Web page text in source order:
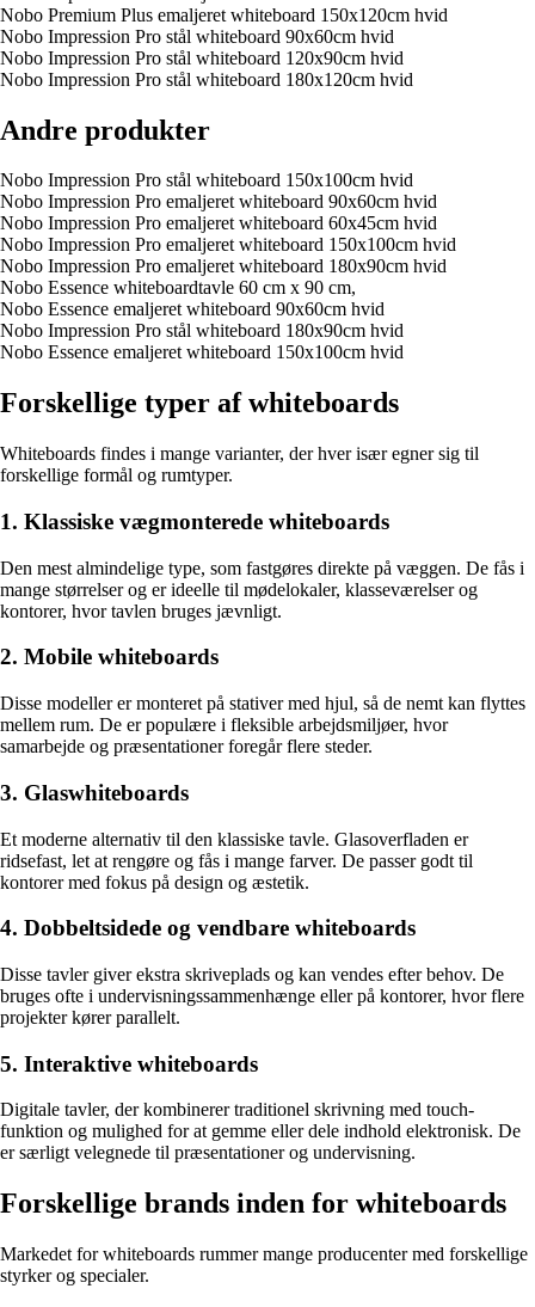
Nobo Premium Plus emaljeret whiteboard 150x120cm hvid
Nobo Impression Pro stål whiteboard 90x60cm hvid
Nobo Impression Pro stål whiteboard 120x90cm hvid
Nobo Impression Pro stål whiteboard 180x120cm hvid
Andre produkter
Nobo Impression Pro stål whiteboard 150x100cm hvid
Nobo Impression Pro emaljeret whiteboard 90x60cm hvid
Nobo Impression Pro emaljeret whiteboard 60x45cm hvid
Nobo Impression Pro emaljeret whiteboard 150x100cm hvid
Nobo Impression Pro emaljeret whiteboard 180x90cm hvid
Nobo Essence whiteboardtavle 60 cm x 90 cm,
Nobo Essence emaljeret whiteboard 90x60cm hvid
Nobo Impression Pro stål whiteboard 180x90cm hvid
Nobo Essence emaljeret whiteboard 150x100cm hvid
Forskellige typer af whiteboards
Whiteboards findes i mange varianter, der hver især egner sig til
forskellige formål og rumtyper.
1. Klassiske vægmonterede whiteboards
Den mest almindelige type, som fastgøres direkte på væggen. De fås i
mange størrelser og er ideelle til mødelokaler, klasseværelser og
kontorer, hvor tavlen bruges jævnligt.
2. Mobile whiteboards
Disse modeller er monteret på stativer med hjul, så de nemt kan flyttes
mellem rum. De er populære i fleksible arbejdsmiljøer, hvor
samarbejde og præsentationer foregår flere steder.
3. Glaswhiteboards
Et moderne alternativ til den klassiske tavle. Glasoverfladen er
ridsefast, let at rengøre og fås i mange farver. De passer godt til
kontorer med fokus på design og æstetik.
4. Dobbeltsidede og vendbare whiteboards
Disse tavler giver ekstra skriveplads og kan vendes efter behov. De
bruges ofte i undervisningssammenhænge eller på kontorer, hvor flere
projekter kører parallelt.
5. Interaktive whiteboards
Digitale tavler, der kombinerer traditionel skrivning med touch-
funktion og mulighed for at gemme eller dele indhold elektronisk. De
er særligt velegnede til præsentationer og undervisning.
Forskellige brands inden for whiteboards
Markedet for whiteboards rummer mange producenter med forskellige
styrker og specialer.